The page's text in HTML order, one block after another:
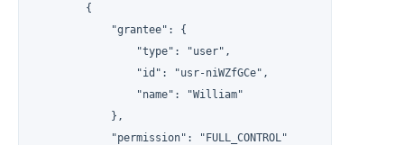
        {
            "grantee": {
                "type": "user",
                "id": "usr-niWZfGCe",
                "name": "William"
            },
            "permission": "FULL_CONTROL"